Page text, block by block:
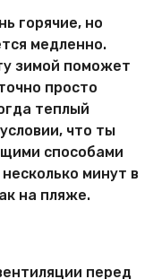
горячие, но
медленно.
зимой поможет
просто
теплый
что ты
способами
минут в
на пляже.
перед